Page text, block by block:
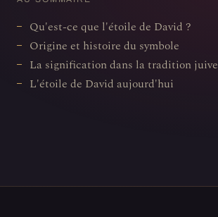
Qu'est-ce que l'étoile de David ?
Origine et histoire du symbole
La signification dans la tradition juive
L'étoile de David aujourd'hui